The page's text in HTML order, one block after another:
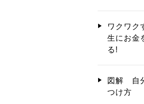
ワクワク
生にお金
る!
図解 自
つけ方